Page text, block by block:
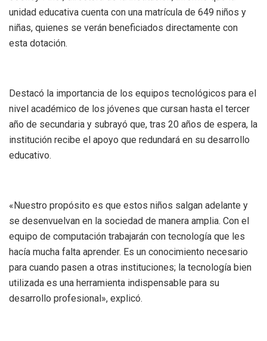
unidad educativa cuenta con una matrícula de 649 niños y
niñas, quienes se verán beneficiados directamente con
esta dotación.
Destacó la importancia de los equipos tecnológicos para el
nivel académico de los jóvenes que cursan hasta el tercer
año de secundaria y subrayó que, tras 20 años de espera, la
institución recibe el apoyo que redundará en su desarrollo
educativo.
«Nuestro propósito es que estos niños salgan adelante y
se desenvuelvan en la sociedad de manera amplia. Con el
equipo de computación trabajarán con tecnología que les
hacía mucha falta aprender. Es un conocimiento necesario
para cuando pasen a otras instituciones; la tecnología bien
utilizada es una herramienta indispensable para su
desarrollo profesional», explicó.